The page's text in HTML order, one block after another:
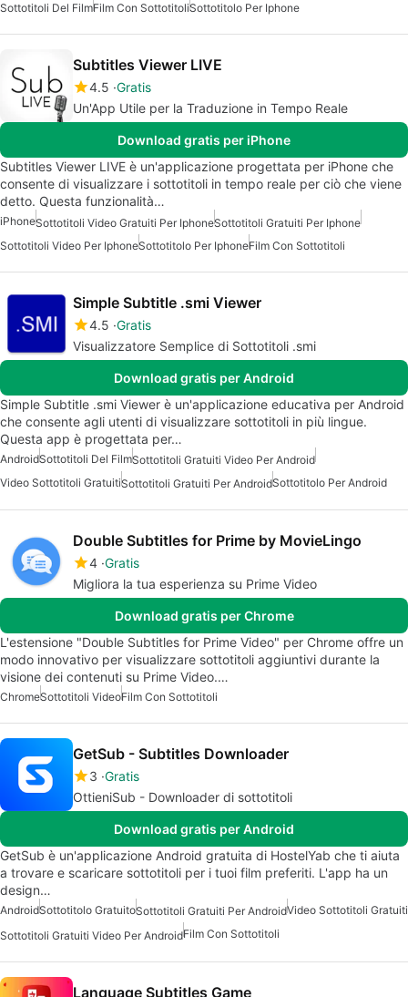
Sottotitoli Del FilmFilm Con SottotitoliSottotitolo Per Iphone
Subtitles Viewer LIVE
4.5 Gratis
Un'App Utile per la Traduzione in Tempo Reale
Download gratis per iPhone
Subtitles Viewer LIVE è un'applicazione progettata per iPhone che
consente di visualizzare i sottotitoli in tempo reale per ciò che viene
detto. Questa funzionalità…
iPhoneSottotitoli Video Gratuiti Per IphoneSottotitoli Gratuiti Per Iphone
Sottotitoli Video Per IphoneSottotitolo Per IphoneFilm Con Sottotitoli
Simple Subtitle .smi Viewer
4.5 Gratis
Visualizzatore Semplice di Sottotitoli .smi
Download gratis per Android
Simple Subtitle .smi Viewer è un'applicazione educativa per Android
che consente agli utenti di visualizzare sottotitoli in più lingue.
Questa app è progettata per…
AndroidSottotitoli Del FilmSottotitoli Gratuiti Video Per Android
Video Sottotitoli GratuitiSottotitoli Gratuiti Per AndroidSottotitolo Per Android
Double Subtitles for Prime by MovieLingo
4 Gratis
Migliora la tua esperienza su Prime Video
Download gratis per Chrome
L'estensione "Double Subtitles for Prime Video" per Chrome offre un
modo innovativo per visualizzare sottotitoli aggiuntivi durante la
visione dei contenuti su Prime Video.…
ChromeSottotitoli VideoFilm Con Sottotitoli
GetSub - Subtitles Downloader
3 Gratis
OttieniSub - Downloader di sottotitoli
Download gratis per Android
GetSub è un'applicazione Android gratuita di HostelYab che ti aiuta
a trovare e scaricare sottotitoli per i tuoi film preferiti. L'app ha un
design…
AndroidSottotitolo GratuitoSottotitoli Gratuiti Per AndroidVideo Sottotitoli Gratuiti
Sottotitoli Gratuiti Video Per AndroidFilm Con Sottotitoli
Language Subtitles Game